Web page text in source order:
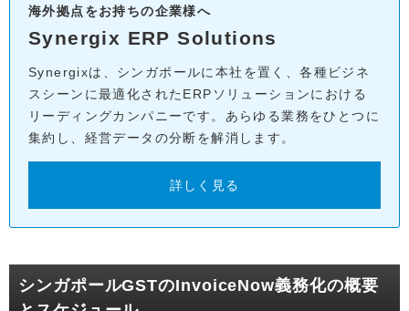
海外拠点をお持ちの企業様へ
Synergix ERP Solutions
Synergixは、シンガポールに本社を置く、各種ビジネ
スシーンに最適化されたERPソリューションにおける
リーディングカンパニーです。あらゆる業務をひとつに
集約し、経営データの分断を解消します。
詳しく見る
シンガポールGSTのInvoiceNow義務化の概要